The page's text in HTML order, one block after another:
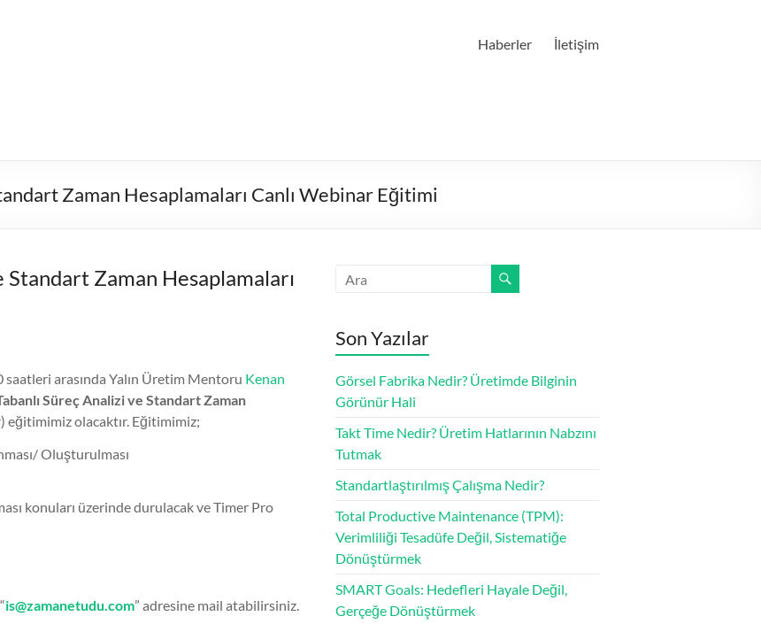
Haberler İletişim
Zaman Hesaplamaları Canlı Webinar Eğitimi
Zaman Hesaplamaları
arasında Yalın Üretim Mentoru Kenan
Süreç Analizi ve Standart Zaman
eğitimimiz olacaktır. Eğitimimiz;
Oluşturulması
konuları üzerinde durulacak ve Timer Pro
is@zamanetudu.com” adresine mail atabilirsiniz.
Son Yazılar
Görsel Fabrika Nedir? Üretimde Bilginin
Görünür Hali
Takt Time Nedir? Üretim Hatlarının Nabzını
Tutmak
Standartlaştırılmış Çalışma Nedir?
Total Productive Maintenance (TPM):
Verimliliği Tesadüfe Değil, Sistematiğe
Dönüştürmek
SMART Goals: Hedefleri Hayale Değil,
Gerçeğe Dönüştürmek